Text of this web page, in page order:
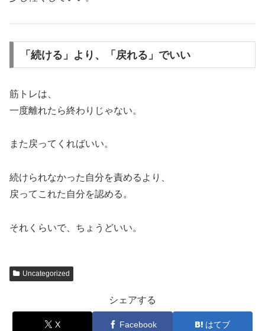
「続ける」より、「戻れる」でいい
筋トレは、
一度離れたら終わりじゃない。
また戻ってくればいい。
続けられなかった自分を責めるより、
戻ってこれた自分を認める。
それくらいで、ちょうどいい。
Uncategorized
シェアする
X Facebook はてブ